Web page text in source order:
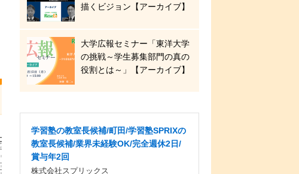
描くビジョン【アーカイブ】
大学広報セミナー「東洋大学
の挑戦～学生募集部門の真の
役割とは～」【アーカイブ】
学習塾の教室長候補/町田/学習塾SPRIXの
教室長候補/業界未経験OK/完全週休2日/
賞与年2回
株式会社スプリックス